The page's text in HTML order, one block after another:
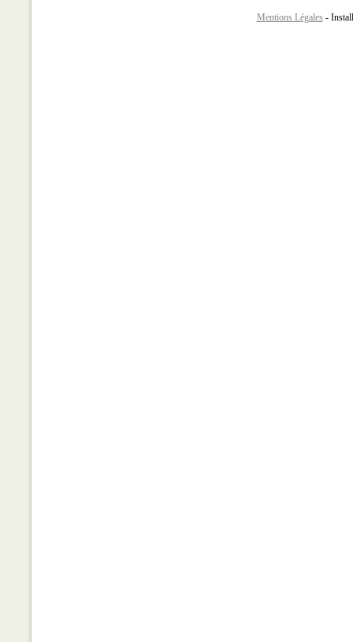
Mentions Légales -